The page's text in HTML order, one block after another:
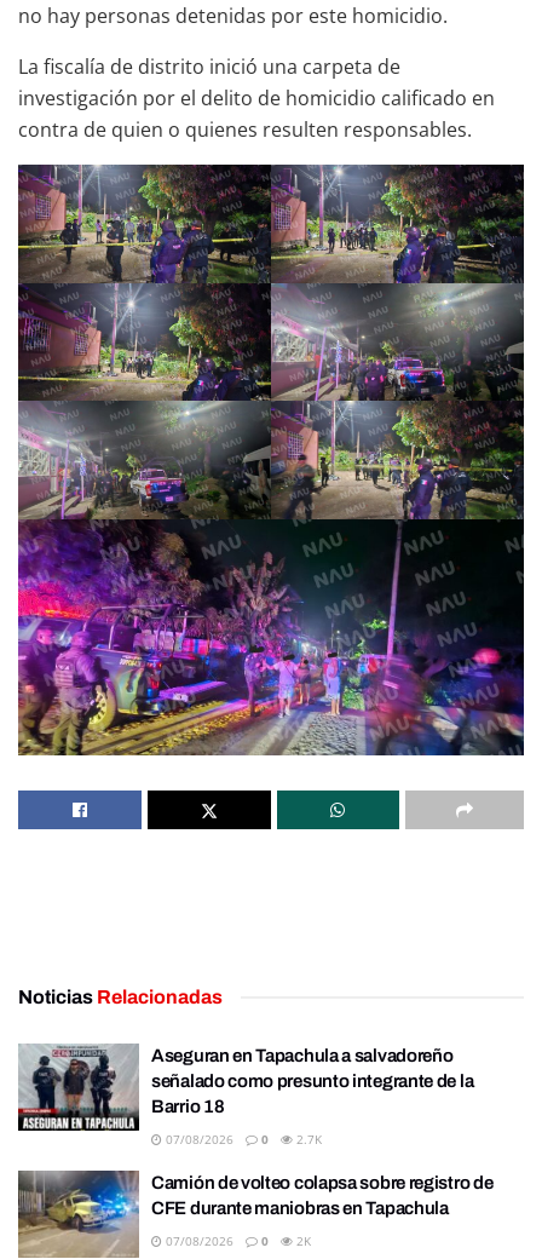
no hay personas detenidas por este homicidio.
La fiscalía de distrito inició una carpeta de
investigación por el delito de homicidio calificado en
contra de quien o quienes resulten responsables.
Noticias Relacionadas
Aseguran en Tapachula a salvadoreño
señalado como presunto integrante de la
Barrio 18
07/08/2026 0 2.7K
Camión de volteo colapsa sobre registro de
CFE durante maniobras en Tapachula
07/08/2026 0 2K